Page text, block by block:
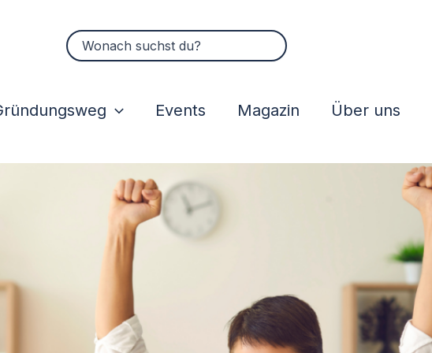
Suchen
nach:
Events Magazin Über uns